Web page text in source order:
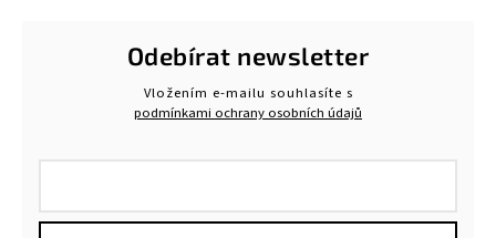
Odebírat newsletter
Vložením e-mailu souhlasíte s
podmínkami ochrany osobních údajů